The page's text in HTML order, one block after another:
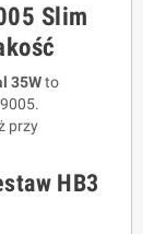
Slim
35Wto
przy
HB3